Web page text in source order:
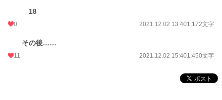
18
0 2021.12.02 13:401,172文字
その後……
11 2021.12.02 15:401,450文字